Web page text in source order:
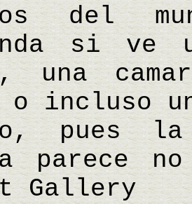
del
si ve
una
o incluso
pues la
parece
Gallery